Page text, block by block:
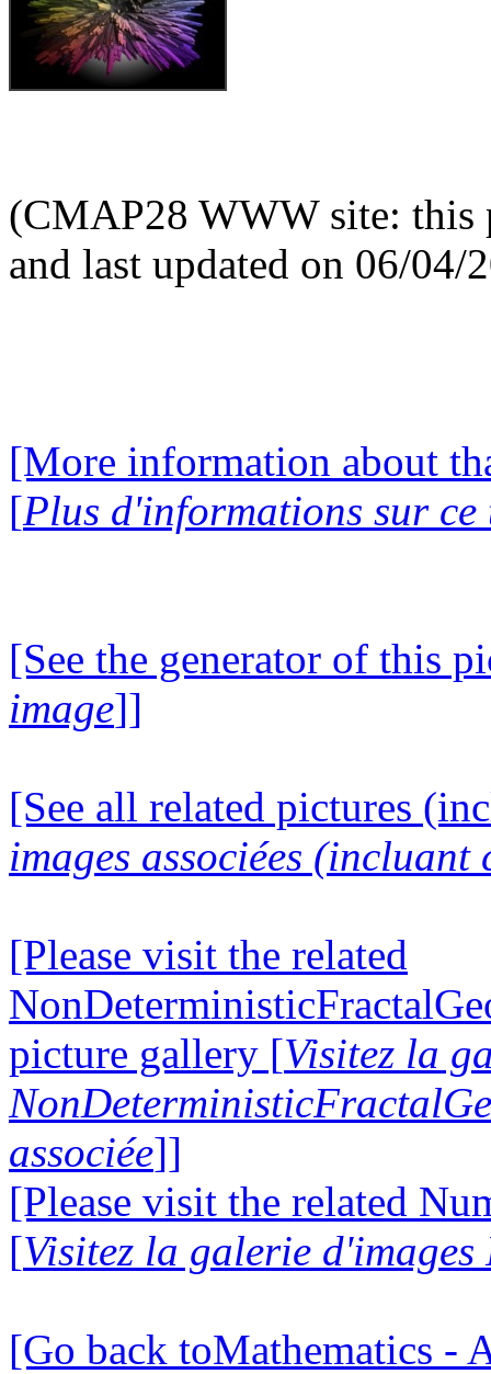
(CMAP28 WWW site: this
and last updated on 06/04/
[More information about
[Plus d'informations sur ce
[See the generator of this
image]]
[See all related pictures
images associées (incluant
[Please visit the related
picture gallery [Visitez la
associée]]
[Please visit the related
[Visitez la galerie d'images
[Go back toMathematics -